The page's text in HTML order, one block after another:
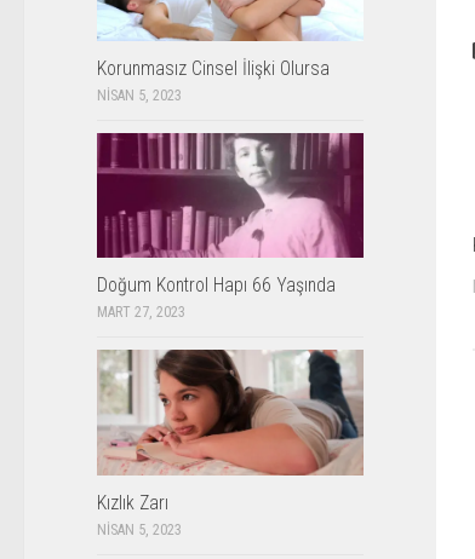
Korunmasız Cinsel İlişki Olursa
NISAN 5, 2023
Doğum Kontrol Hapı 66 Yaşında
MART 27, 2023
Kızlık Zarı
NISAN 5, 2023